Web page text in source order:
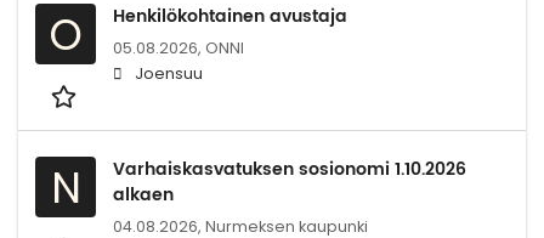
O Henkilökohtainen avustaja
05.08.2026, ONNI
Joensuu
N
Varhaiskasvatuksen sosionomi 1.10.2026
alkaen
04.08.2026, Nurmeksen kaupunki